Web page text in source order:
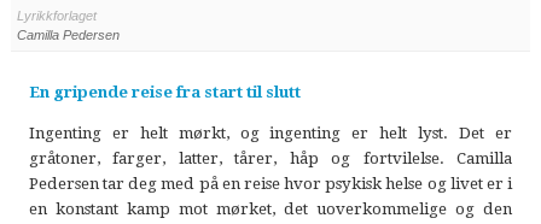
Lyrikkforlaget
Camilla Pedersen
En gripende reise fra start til slutt
Ingenting er helt mørkt, og ingenting er helt lyst. Det er
gråtoner, farger, latter, tårer, håp og fortvilelse. Camilla
Pedersen tar deg med på en reise hvor psykisk helse og livet er i
en konstant kamp mot mørket, det uoverkommelige og den